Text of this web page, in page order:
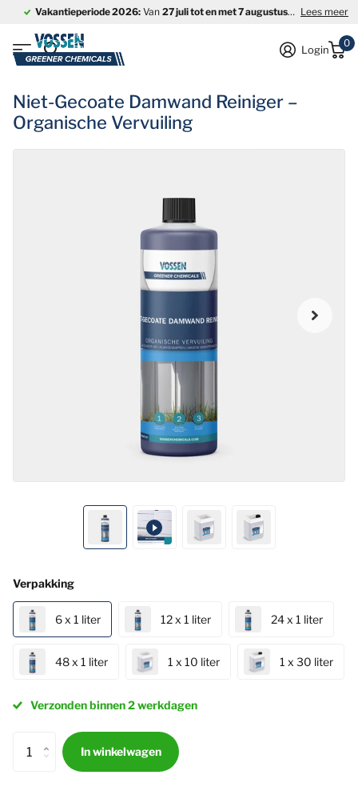
Vakantieperiode 2026: Van 27 juli tot en met 7 augustusis ons bedrijf
Lees meer
Login
0
Niet-Gecoate Damwand Reiniger –
Organische Vervuiling
Verpakking
6 x 1 liter 12 x 1 liter 24 x 1 liter
48 x 1 liter 1 x 10 liter 1 x 30 liter
Verzonden binnen 2 werkdagen
In winkelwagen